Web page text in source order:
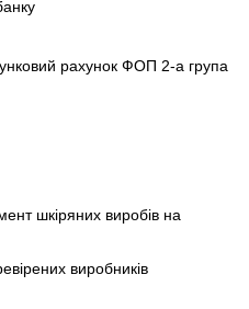
рахунок ФОП 2-а група
шкіряних виробів на
виробників